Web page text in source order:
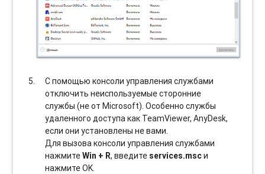
С помощью консоли управления службами
отключить неиспользуемые сторонние
службы (не от Microsoft). Особенно службы
удаленного доступа как TeamViewer, AnyDesk,
если они установлены не вами.
Для вызова консоли управления службами
нажмитеWin + R, введите services.mscи
нажмите OK.